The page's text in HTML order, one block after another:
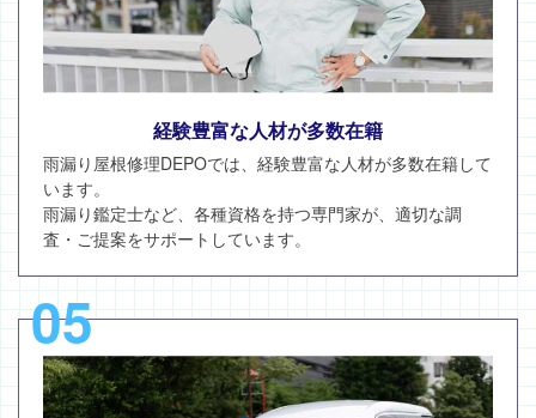
経験豊富な人材が多数在籍
雨漏り屋根修理DEPOでは、経験豊富な人材が多数在籍して
います。
雨漏り鑑定士など、各種資格を持つ専門家が、適切な調
査・ご提案をサポートしています。
05